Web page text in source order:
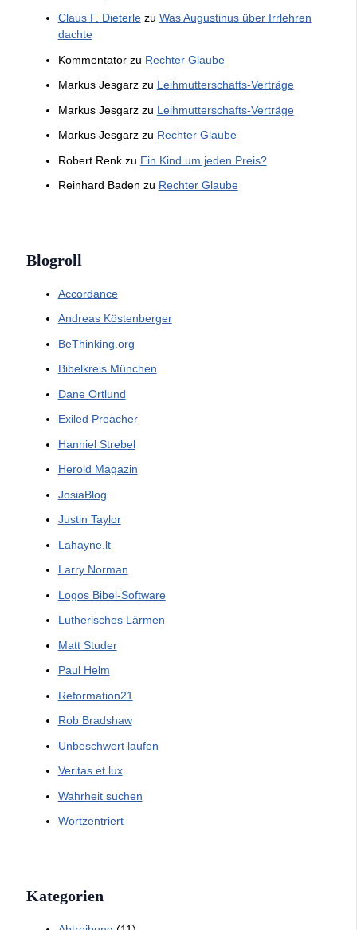
Claus F. Dieterlezu Was Augustinus über Irrlehren
dachte
Kommentatorzu Rechter Glaube
Markus Jesgarzzu Leihmutterschafts-Verträge
Markus Jesgarzzu Leihmutterschafts-Verträge
Markus Jesgarzzu Rechter Glaube
Robert Renkzu Ein Kind um jeden Preis?
Reinhard Baden zu Rechter Glaube
Blogroll
Accordance
Andreas Köstenberger
BeThinking.org
Bibelkreis München
Dane Ortlund
Exiled Preacher
Hanniel Strebel
Herold Magazin
JosiaBlog
Justin Taylor
Lahayne.lt
Larry Norman
Logos Bibel-Software
Lutherisches Lärmen
Matt Studer
Paul Helm
Reformation21
Rob Bradshaw
Unbeschwert laufen
Veritas et lux
Wahrheit suchen
Wortzentriert
Kategorien